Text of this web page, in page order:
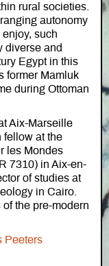
rural societies.
autonomy
such
diverse and
Egypt in this
former Mamluk
during Ottoman
Aix-Marseille
fellow at the
les Mondes
7310) in Aix-en-
of studies at
in Cairo.
the pre-modern
Peeters